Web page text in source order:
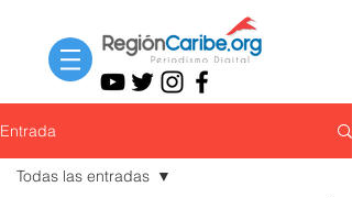
Entrada
Todas las entradas